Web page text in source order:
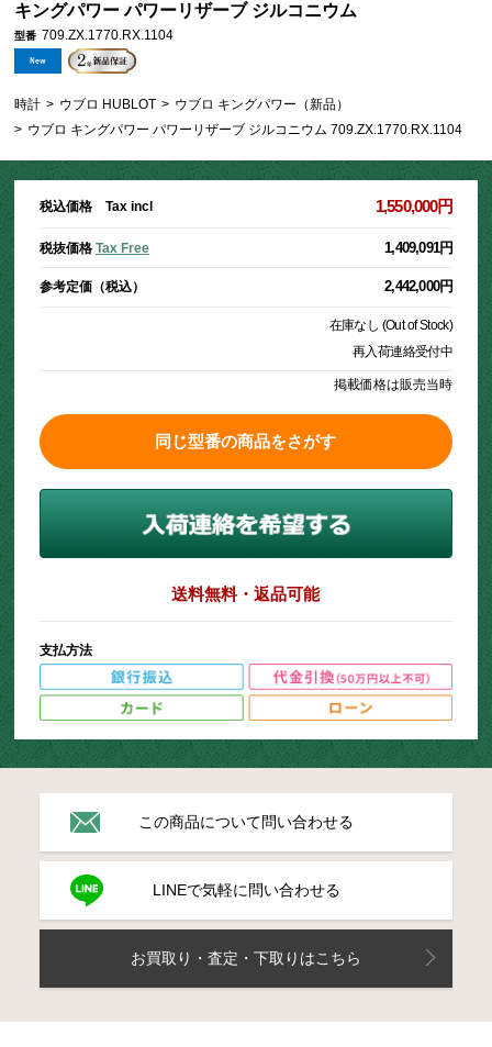
キングパワー パワーリザーブ ジルコニウム
型番 709.ZX.1770.RX.1104
時計 > ウブロ HUBLOT > ウブロ キングパワー（新品）
> ウブロ キングパワー パワーリザーブ ジルコニウム 709.ZX.1770.RX.1104
税込価格 Tax incl 1,550,000円
税抜価格 Tax Free 1,409,091円
参考定価（税込） 2,442,000円
在庫なし (Out of Stock)
再入荷連絡受付中
掲載価格は販売当時
同じ型番の商品をさがす
送料無料・返品可能
支払方法
この商品について問い合わせる
LINEで気軽に問い合わせる
お買取り・査定・下取りはこちら